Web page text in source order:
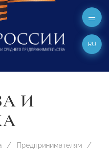
RU
И
Предпринимателям